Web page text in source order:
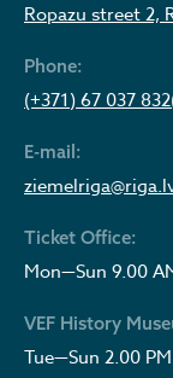
Ropazu street 2,
Phone:
(+371) 67 037 832
E-mail:
Ticket Office:
Mon—Sun 9.00
VEF History
Tue—Sun 2.00